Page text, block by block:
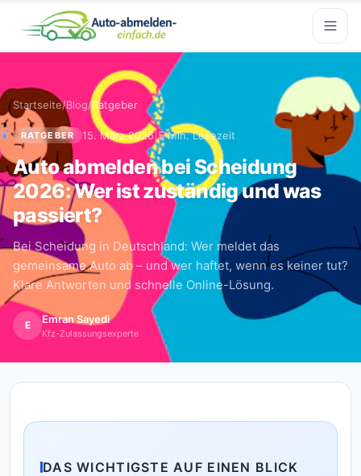
Startseite/Blog/Ratgeber
RATGEBER 15. März 2026|5 Min. Lesezeit
Auto abmelden bei Scheidung
2026: Wer ist zuständig und was
passiert?
Bei Scheidung in Deutschland: Wer meldet das
gemeinsame Auto ab – und wer haftet, wenn es keiner tut?
Klare Antworten und schnelle Online-Lösung.
E Emran Sayedi
Kfz-Zulassungsexperte
DAS WICHTIGSTE AUF EINEN BLICK